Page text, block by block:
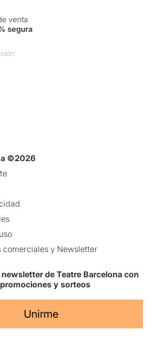
venta
segura
©2026
comerciales y Newsletter
de Teatre Barcelona con
y sorteos
Unirme